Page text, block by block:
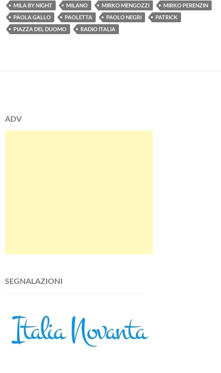
MILA BY NIGHT
MILANO MIRKO MENGOZZI
MIRKO PERENZIN
PAOLA GALLO
PAOLETTA PAOLO NEGRI
PATRICK
PIAZZA DEL DUOMO
RADIO ITALIA
ADV
SEGNALAZIONI